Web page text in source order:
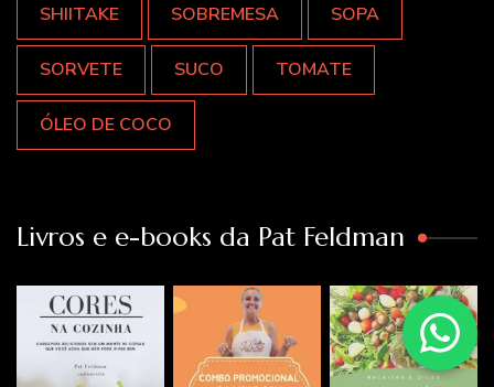
SHIITAKE SOBREMESA SOPA
SORVETE SUCO TOMATE
ÓLEO DE COCO
Livros e e-books da Pat Feldman